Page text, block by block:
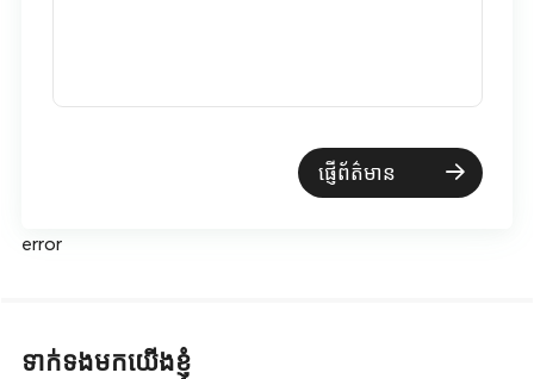
ផ្ញើព័ត៌មាន
error
ទាក់ទងមកយើងខ្ញុំ